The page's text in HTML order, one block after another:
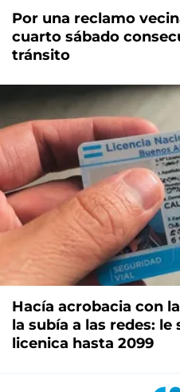
Por una reclamo
cuarto sábado
tránsito
Hacía acrobacia con
la subía a las redes: le
licenica hasta 2099